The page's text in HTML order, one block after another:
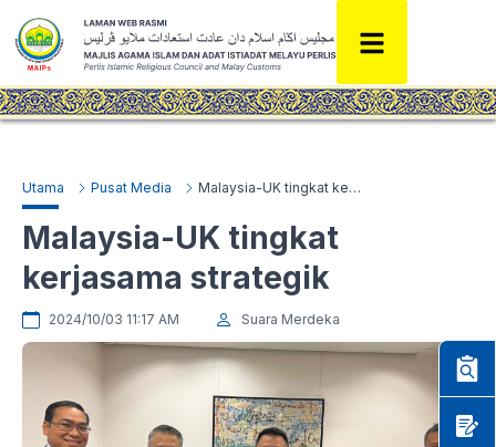
Utama Pusat Media Malaysia-UK tingkat kerjasama strategik
Malaysia-UK tingkat
kerjasama strategik
2024/10/03 11:17 AM Suara Merdeka